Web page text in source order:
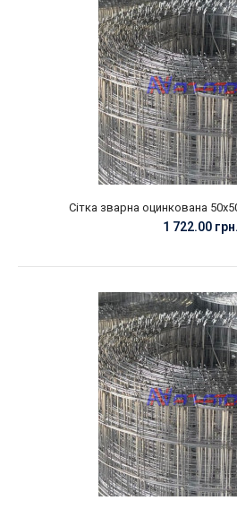
Сітка зварна оцинкована
1 722.00 грн.